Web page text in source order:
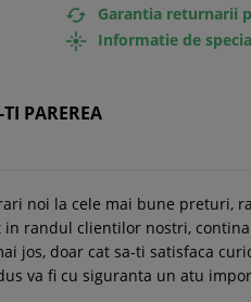
 Garantia returnarii
 Informatie de
PAREREA
noi la cele mai bune preturi,
randul clientilor nostri,
jos, doar cat sa-ti satisfaca
va fi cu siguranta un atu